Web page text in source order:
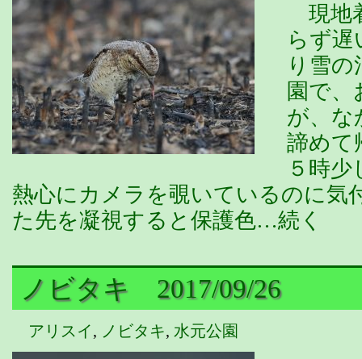
現地
らず
り雪
園で、
が、
諦めて
５時
熱心にカメラを覗いているのに気
た先を凝視すると保護色…続く
ノビタキ 2017/09/26
アリスイ, ノビタキ, 水元公園